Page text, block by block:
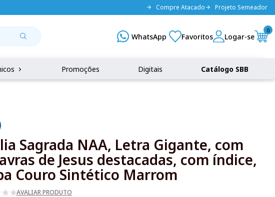
Compre Atacado Projeto Semeador
0
Promoções Digitais Catálogo SBB
Sagrada NAA, Letra Gigante, com
de Jesus destacadas, com índice,
Couro Sintético Marrom
AVALIAR PRODUTO